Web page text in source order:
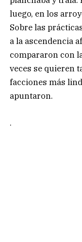
luego, en los
Sobre las
a la ascendencia
compararon con
veces se quieren
facciones más
apuntaron.
.